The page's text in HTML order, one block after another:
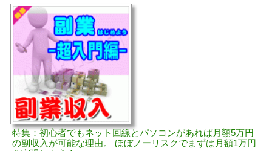
特集：初心者でもネット回線とパソコンがあれば月額5万円
の副収入が可能な理由。 ほぼノーリスクでまずは月額1万円